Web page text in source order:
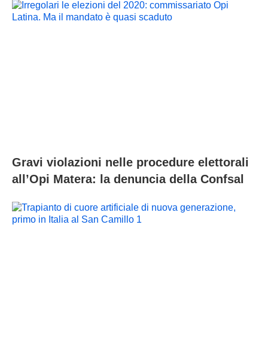
Gravi violazioni nelle procedure elettorali
all’Opi Matera: la denuncia della Confsal